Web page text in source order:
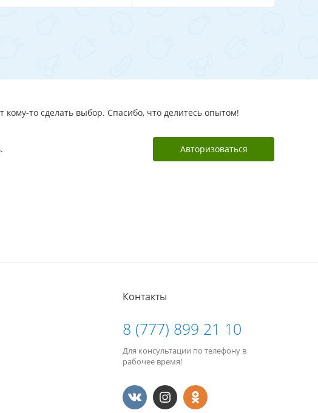
то сделать выбор. Спасибо, что делитесь опытом!
Авторизоваться
Контакты
8 (777) 899 21 10
Для консультации по телефону в
рабочее время!